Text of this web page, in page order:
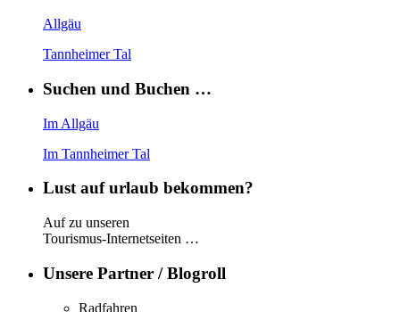
Allgäu
Tannheimer Tal
Suchen und Buchen …
Im Allgäu
Im Tannheimer Tal
Lust auf urlaub bekommen?
Auf zu unseren
Tourismus-Internetseiten …
Unsere Partner / Blogroll
Radfahren